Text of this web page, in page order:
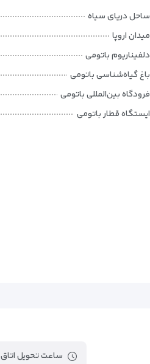
ساحل دریای سیاه
میدان اروپا
دلفیناریوم باتومی
باغ گیاه‌شناسی باتومی
فرودگاه بین‌المللی باتومی
ایستگاه قطار باتومی
ساعت تحویل اتاق